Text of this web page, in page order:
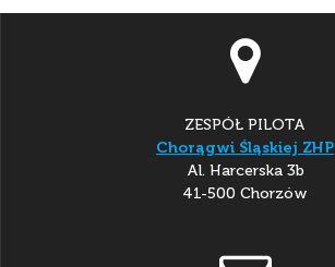
ZESPÓŁ PILOTA
Chorągwi Śląskiej ZHP
Al. Harcerska 3b
41-500 Chorzów